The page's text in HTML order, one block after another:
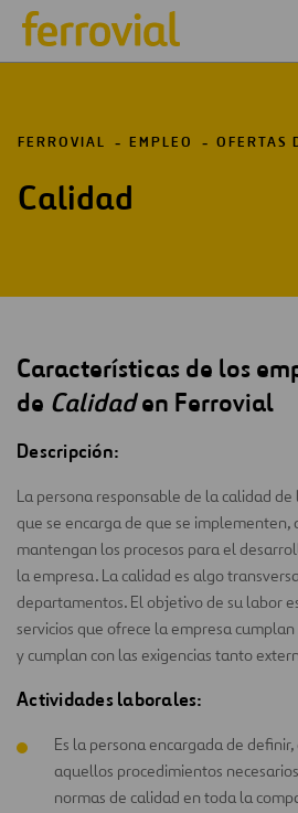
FERROVIAL EMPLEO OFERTAS
Calidad
Características de los
de Calidaden Ferrovial
Descripción:
La persona responsable de la calidad
que se encarga de que se
mantengan los procesos para el
la empresa. La calidad es algo
departamentos. El objetivo de su labor
servicios que ofrece la empresa
y cumplan con las exigencias tanto
Actividades laborales:
Es la persona encargada de
aquellos procedimientos
normas de calidad en toda la